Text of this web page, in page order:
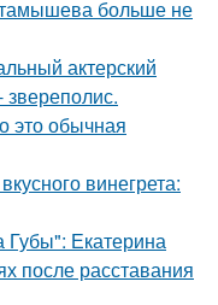
больше не
актерский
это обычная
винегрета:
Екатерина
после расставания